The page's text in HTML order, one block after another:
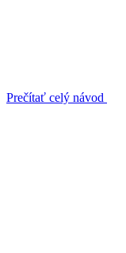
Prečítať celý návod